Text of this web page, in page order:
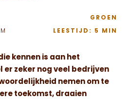
GROEN
LEESTIJD: 5 MIN
kennen is aan het
er zeker nog veel bedrijven
nemen om te
toekomst, draaien